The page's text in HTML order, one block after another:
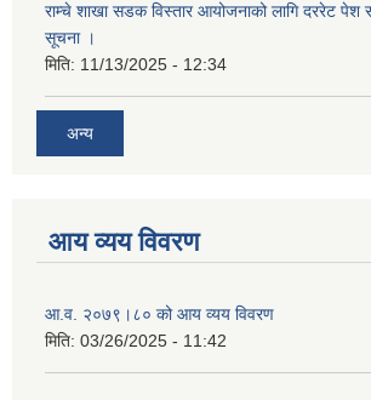
राम्चे शाखा सडक विस्तार आयोजनाको लागि दररेट पेश
सूचना ।
मिति: 11/13/2025 - 12:34
अन्य
आय व्यय विवरण
आ.व. २०७९।८० को आय व्यय विवरण
मिति: 03/26/2025 - 11:42